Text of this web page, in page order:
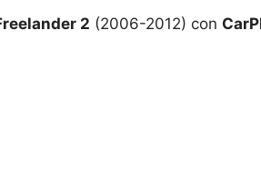
2 (2006-2012) con